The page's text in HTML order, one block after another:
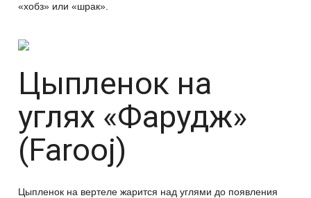
«хобз» или «шрак».
Цыпленок на
углях «Фарудж»
(Farooj)
Цыпленок на вертеле жарится над углями до появления